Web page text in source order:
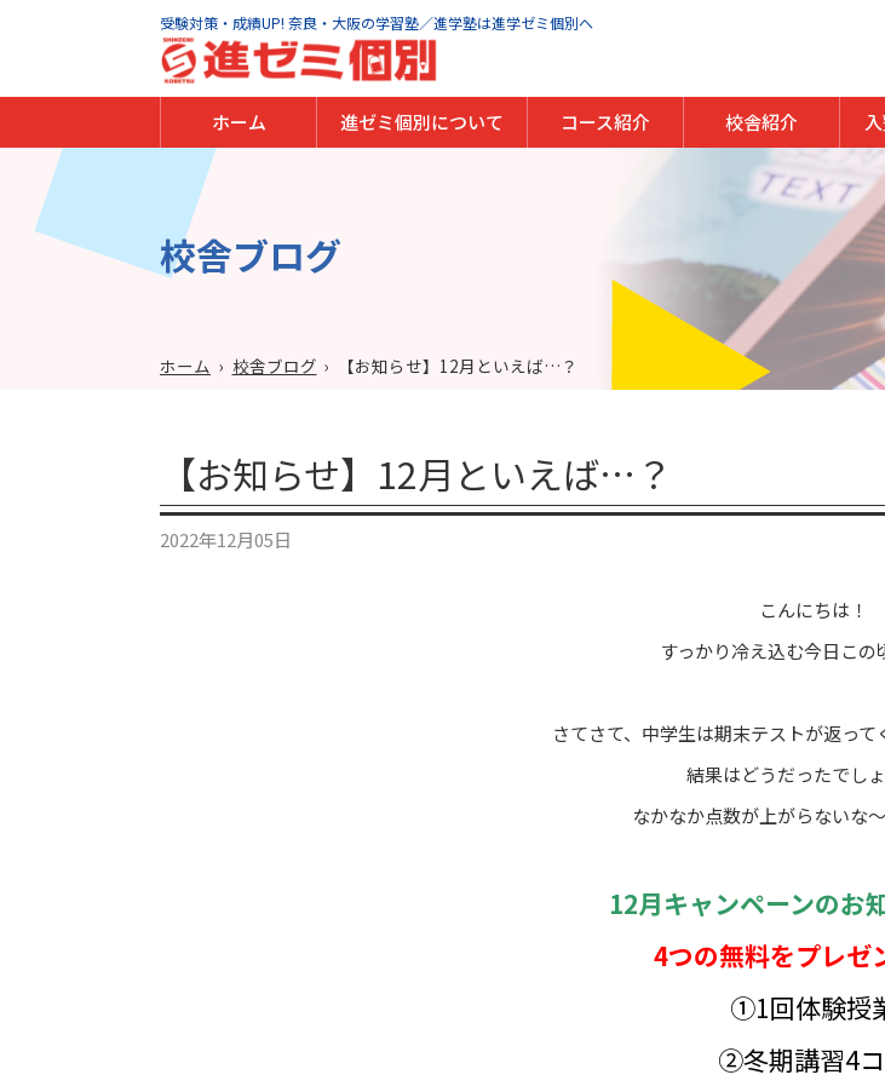
受験対策・成績UP! 奈良・大阪の学習塾／進学塾は進学ゼミ個別へ
ホーム 進ゼミ個別について コース紹介
プログラミング教室 QUREO
校舎紹介
校舎ブログ
ホーム › 校舎ブログ › 【お知らせ】12月といえば…？
【お知らせ】12月といえば…？
2022年12月05日
こんにちは！
すっかり冷え込む今日こ
さてさて、中学生は期末テストが返って
結果はどうだったでし
なかなか点数が上がらないな
12月キャンペーンのお
4つの無料をプレゼ
①1回体験授
②冬期講習4